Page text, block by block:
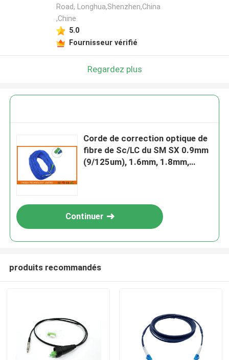
Road, Longhua,Shenzhen,China
,Chine
5.0
Fournisseur vérifié
Regardez plus
Corde de correction optique de
fibre de Sc/LC du SM SX 0.9mm
(9/125um), 1.6mm, 1.8mm,
Continuer
produits recommandés